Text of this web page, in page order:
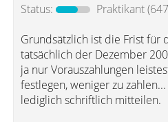
Status:
Praktikant
Grundsätzlich ist die Frist für
tatsächlich der Dezember
ja nur Vorauszahlungen
festlegen, weniger zu
lediglich schriftlich mitteilen.